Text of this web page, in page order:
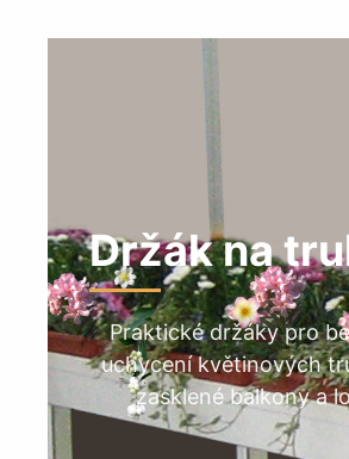
Držák na
Praktické držáky pro
uchycení květinových
zasklené balkony a